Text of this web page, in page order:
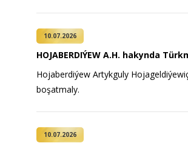
10.07.2026
HOJABERDIÝEW A.H. hakynda
Hojaberdiýew Artykguly
boşatmaly.
10.07.2026